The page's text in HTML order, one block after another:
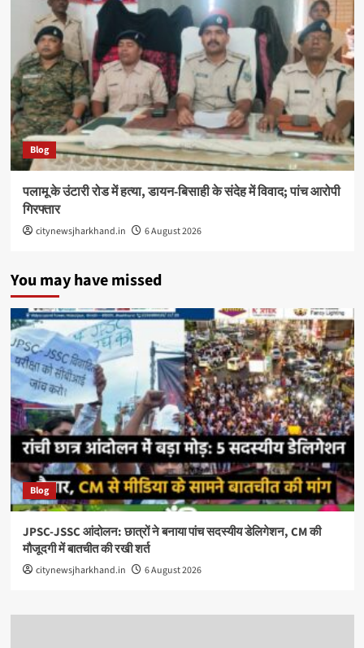
Blog
पलामू के उंटारी रोड में हत्या, डायन-बिसाही के संदेह में विवाद; पांच आरोपी
गिरफ्तार
citynewsjharkhand.in 6 August 2026
You may have missed
Blog
JPSC-JSSC आंदोलन: छात्रों ने बनाया पांच सदस्यीय डेलिगेशन, CM की
मौजूदगी में बातचीत की रखी शर्त
citynewsjharkhand.in 6 August 2026